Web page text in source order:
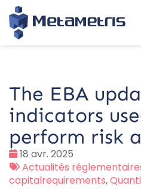
The EBA
indicators
perform risk
Date
:
18 avr. 2025
Tags
:
Actualités
capitalrequirements,